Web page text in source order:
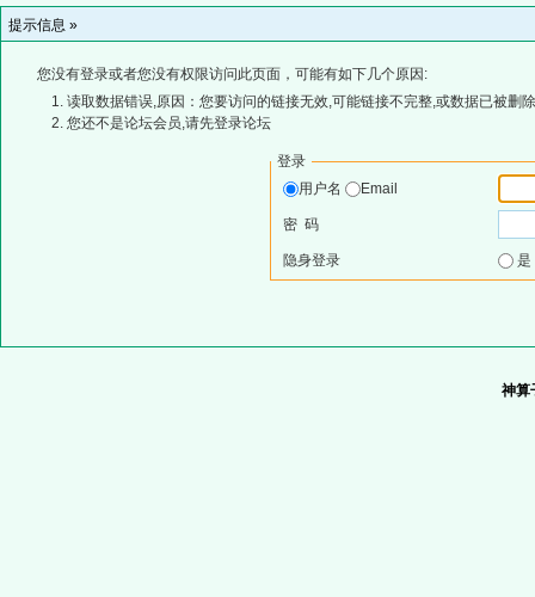
提示信息 »
您没有登录或者您没有权限访问此页面，可能有如下几个原因:
读取数据错误,原因：您要访问的链接无效,可能链接不完整,或数据已被删
您还不是论坛会员,请先登录论坛
登录
用户名
Email
密 码
隐身登录
神算